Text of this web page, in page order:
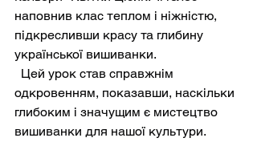
наповнив клас теплом і ніжністю,
підкресливши красу та глибину
української вишиванки.
Цей урок став справжнім
одкровенням, показавши, наскільки
глибоким і значущим є мистецтво
вишиванки для нашої культури.